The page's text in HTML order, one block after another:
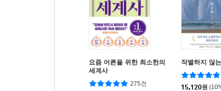
요즘 어른을 위한 최소한의
세계사
275건
작별하지 않
15,120원